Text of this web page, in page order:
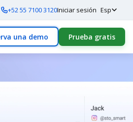
+52 55 7100 3120Iniciar sesión Esp
una demo Prueba gratis